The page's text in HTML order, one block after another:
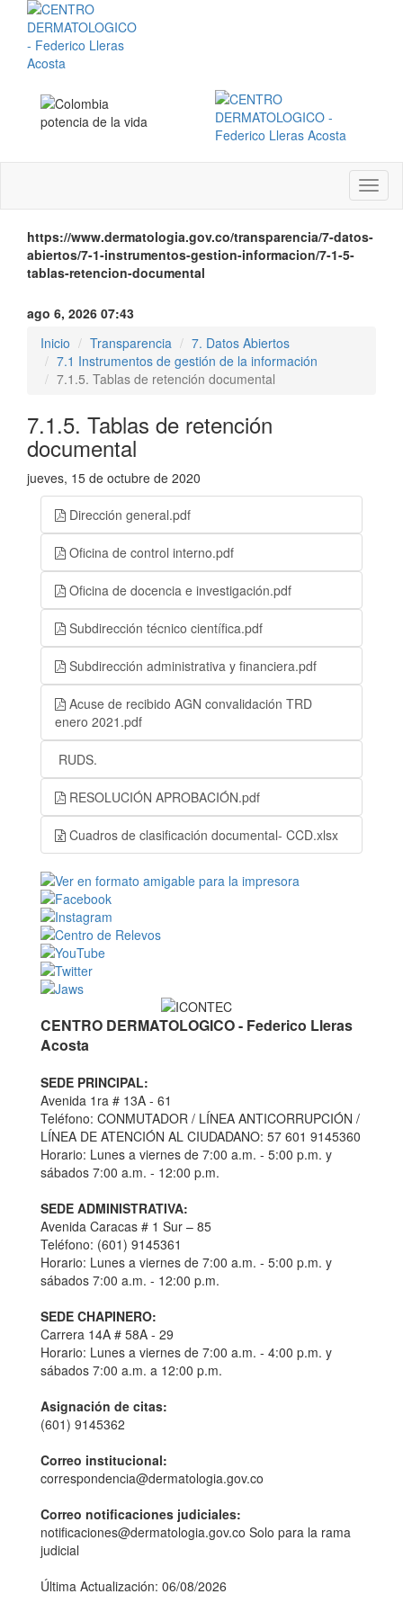
Menú
https://www.dermatologia.gov.co/transparencia/7-datos-
abiertos/7-1-instrumentos-gestion-informacion/7-1-5-
tablas-retencion-documental
ago 6, 2026 07:43
Inicio
Transparencia
7. Datos Abiertos
7.1 Instrumentos de gestión de la información
7.1.5. Tablas de retención documental
7.1.5. Tablas de retención
documental
jueves, 15 de octubre de 2020
Dirección general.pdf
Oficina de control interno.pdf
Oficina de docencia e investigación.pdf
Subdirección técnico científica.pdf
Subdirección administrativa y financiera.pdf
Acuse de recibido AGN convalidación TRD
enero 2021.pdf
RUDS.
RESOLUCIÓN APROBACIÓN.pdf
Cuadros de clasificación documental- CCD.xlsx
CENTRO DERMATOLOGICO - Federico Lleras
Acosta
SEDE PRINCIPAL:
Avenida 1ra # 13A - 61
Teléfono: CONMUTADOR / LÍNEA ANTICORRUPCIÓN /
LÍNEA DE ATENCIÓN AL CIUDADANO: 57 601 9145360
Horario: Lunes a viernes de 7:00 a.m. - 5:00 p.m. y
sábados 7:00 a.m. - 12:00 p.m.
SEDE ADMINISTRATIVA:
Avenida Caracas # 1 Sur – 85
Teléfono: (601) 9145361
Horario: Lunes a viernes de 7:00 a.m. - 5:00 p.m. y
sábados 7:00 a.m. - 12:00 p.m.
SEDE CHAPINERO:
Carrera 14A # 58A - 29
Horario: Lunes a viernes de 7:00 a.m. - 4:00 p.m. y
sábados 7:00 a.m. a 12:00 p.m.
Asignación de citas:
(601) 9145362
Correo institucional:
correspondencia@dermatologia.gov.co
Correo notificaciones judiciales:
notificaciones@dermatologia.gov.co Solo para la rama
judicial
Última Actualización: 06/08/2026